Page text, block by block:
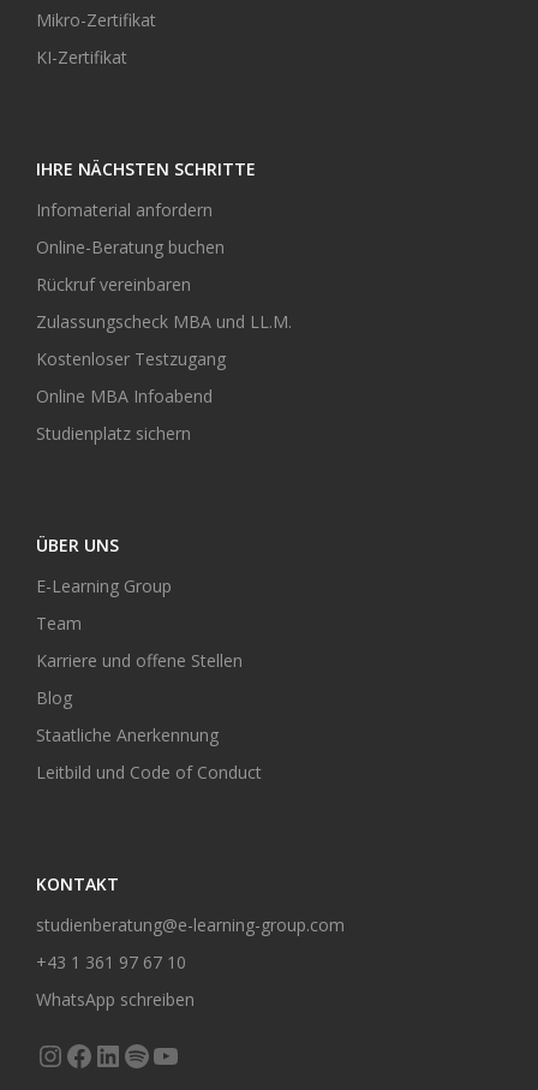
Mikro-Zertifikat
KI-Zertifikat
IHRE NÄCHSTEN SCHRITTE
Infomaterial anfordern
Online-Beratung buchen
Rückruf vereinbaren
Zulassungscheck MBA und LL.M.
Kostenloser Testzugang
Online MBA Infoabend
Studienplatz sichern
ÜBER UNS
E-Learning Group
Team
Karriere und offene Stellen
Blog
Staatliche Anerkennung
Leitbild und Code of Conduct
KONTAKT
studienberatung@e-learning-group.com
+43 1 361 97 67 10
WhatsApp schreiben
Instagram
Facebook
LinkedIn
Spotify
YouTube